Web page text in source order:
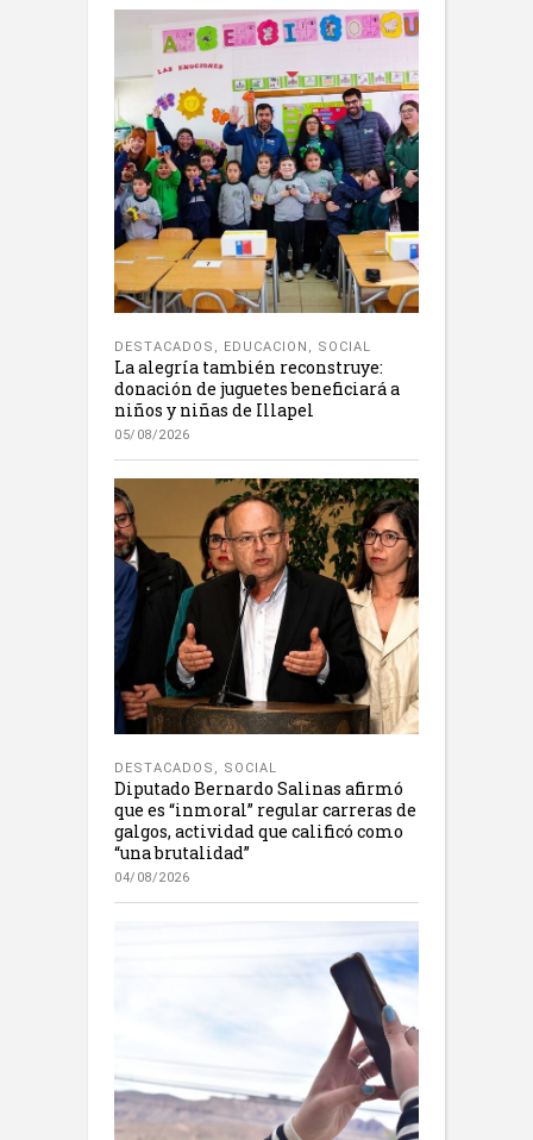
DESTACADOS , EDUCACION , SOCIAL
La alegría también reconstruye:
donación de juguetes beneficiará a
niños y niñas de Illapel
05/08/2026
DESTACADOS , SOCIAL
Diputado Bernardo Salinas afirmó
que es “inmoral” regular carreras de
galgos, actividad que calificó como
“una brutalidad”
04/08/2026